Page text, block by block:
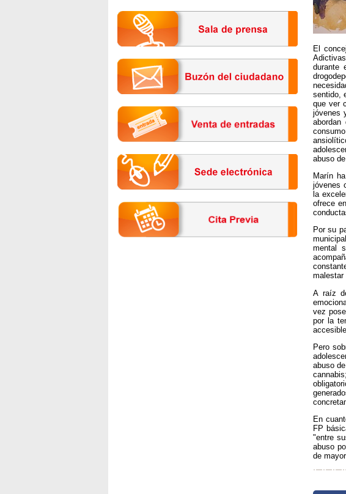
El
durante
sentido,
que ver
jóvenes
abordan
abuso
Marín
jóvenes
la
ofrece
Por su
mental
malestar
A raíz
vez
por la
Pero
abuso
En
FP
"entre
abuso
de